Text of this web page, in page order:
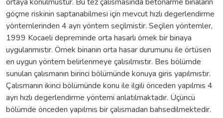
göçme riskinin saptanabilmesi için mevcut hızlı degerlendirme
yöntemlerinden 4 ayrı yöntem seçilmistir. Seçilen yöntemler,
1999 Kocaeli depreminde orta hasarlı örnek bir binaya
uygulanmıstır. Örnek binanın orta hasar durumunu ile örtüsen
en uygun yöntem belirlenmeye çalısılmıstır. Bes bölümde
sunulan çalısmanın birinci bölümünde konuya giris yapılmıstır.
Çalısmanın ikinci bölümünde konu ile ilgili önceden yapılmıs 4
ayrı hızlı degerlendirme yöntemi anlatılmaktadır. Üçüncü
bölümde önceden yapılmıs bir çalısmadan bahsedilmektedir.